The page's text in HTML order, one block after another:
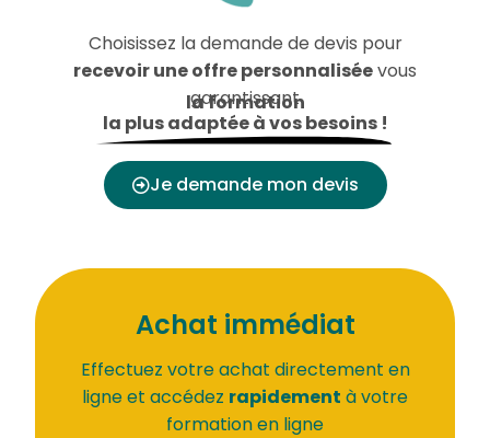
Choisissez la demande de devis pour
recevoir une offre personnaliséevous
garantissant
la formation
la plus adaptée à vos besoins !
Je demande mon devis
Achat immédiat
Effectuez votre achat directement en
ligne et accédez rapidement à votre
formation en ligne